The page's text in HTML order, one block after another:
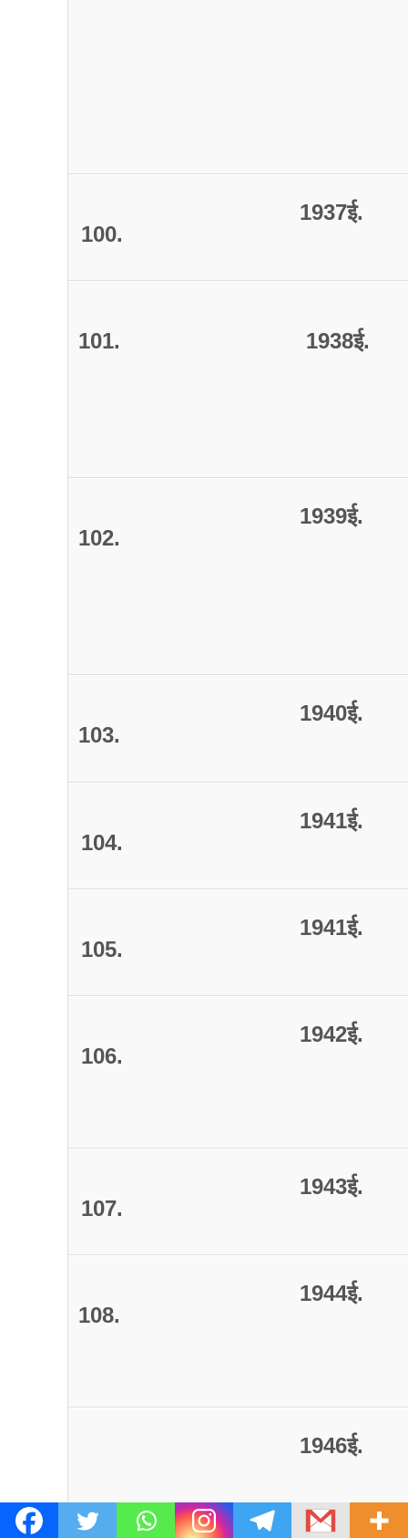
100.
1937ई.
101. 1938ई.
102.
1939ई.
103.
1940ई.
104.
1941ई.
105.
1941ई.
106.
1942ई.
107.
1943ई.
108.
1944ई.
109.
1946ई.